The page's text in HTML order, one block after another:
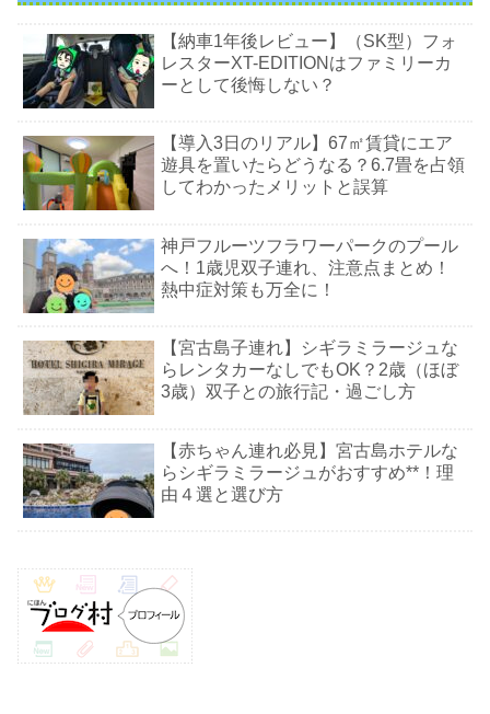
【納車1年後レビュー】（SK型）フォ
レスターXT-EDITIONはファミリーカ
ーとして後悔しない？
【導入3日のリアル】67㎡賃貸にエア
遊具を置いたらどうなる？6.7畳を占領
してわかったメリットと誤算
神戸フルーツフラワーパークのプール
へ！1歳児双子連れ、注意点まとめ！
熱中症対策も万全に！
【宮古島子連れ】シギラミラージュな
らレンタカーなしでもOK？2歳（ほぼ
3歳）双子との旅行記・過ごし方
【赤ちゃん連れ必見】宮古島ホテルな
らシギラミラージュがおすすめ**！理
由４選と選び方